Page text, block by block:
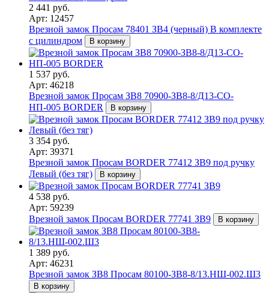
2 441 руб.
Арт: 12457
Врезной замок Просам 78401 ЗВ4 (черный) В комплекте
с цилиндром
В корзину
1 537 руб.
Арт: 46218
Врезной замок Просам ЗВ8 70900-ЗВ8-8/Д13-СО-
НП-005 BORDER
В корзину
3 354 руб.
Арт: 39371
Врезной замок Просам BORDER 77412 ЗВ9 под ручку
Левый (без тяг)
В корзину
4 538 руб.
Арт: 59239
Врезной замок Просам BORDER 77741 ЗВ9
В корзину
1 389 руб.
Арт: 46231
Врезной замок ЗВ8 Просам 80100-ЗВ8-8/13.НШ-002.Ш3
В корзину